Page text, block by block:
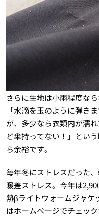
さらに生地は小雨程度な
「水滴を玉のように弾き
が、多少なら衣類内が濡
ど傘持ってない！」とい
ら余裕です。
毎年冬にストレスだった
暖差ストレス。今年は
熱βライトウォームジャケ
はホームページでチェッ